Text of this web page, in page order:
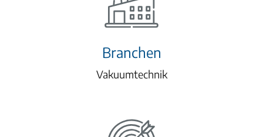
Branchen
Vakuumtechnik